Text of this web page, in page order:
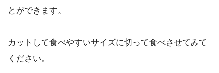
とができます。
カットして食べやすいサイズに切って食べさせてみて
ください。